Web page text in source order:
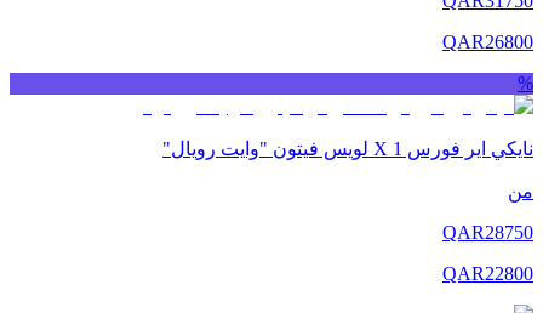
QAR26800
%
نايكي اير فورس 1 X لويس فيتون "وايت رويال"
من
QAR28750
QAR22800